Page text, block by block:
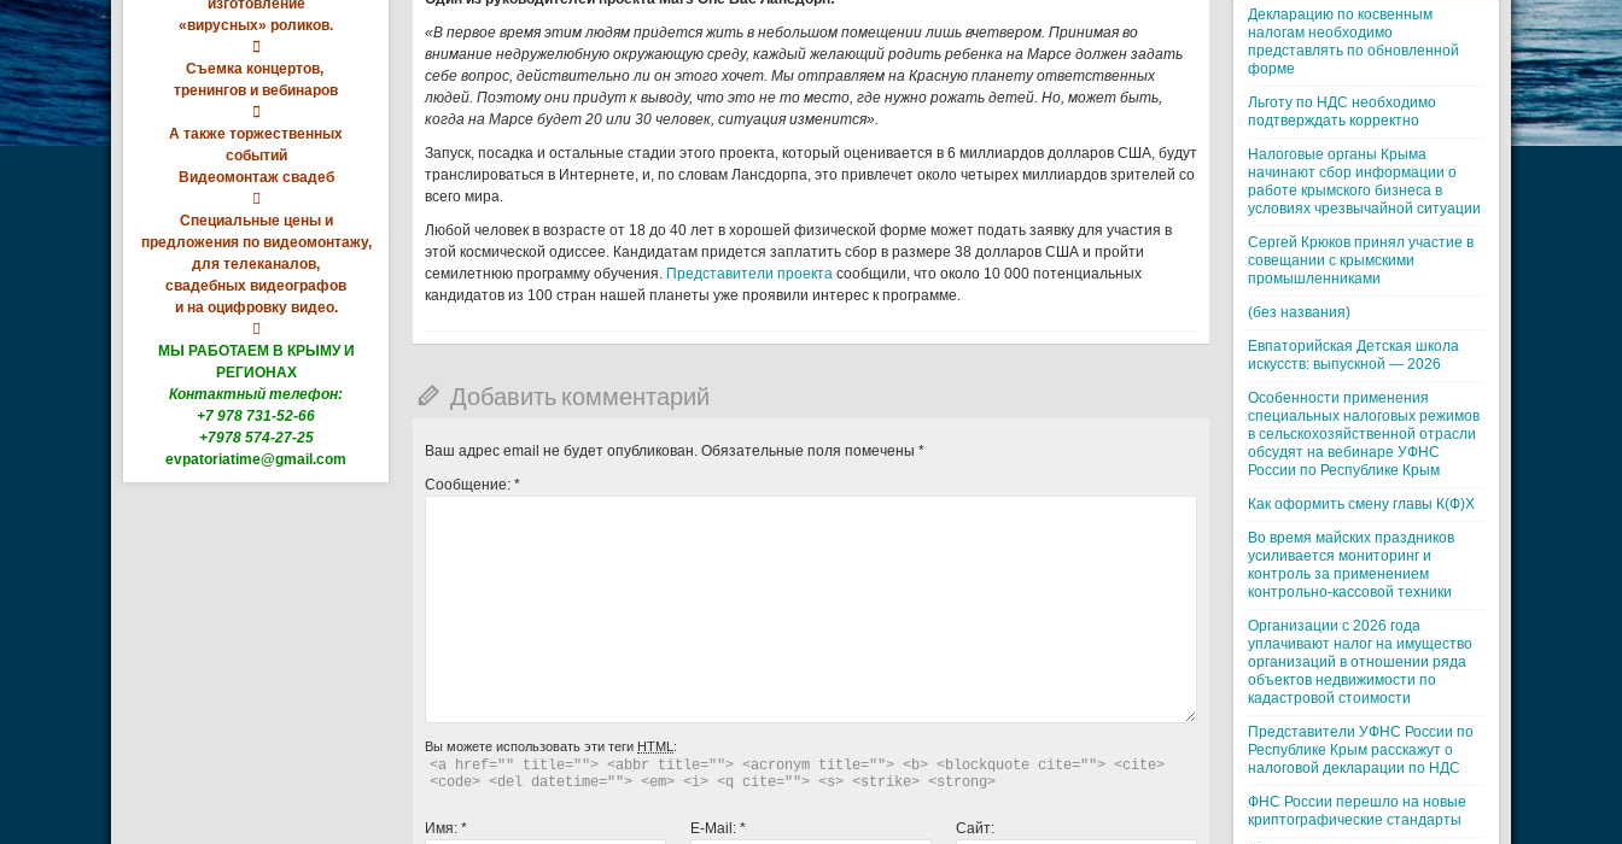
«вирусных» роликов.

Съемка концертов,
тренингов и вебинаров

А также торжественных
событий
Видеомонтаж свадеб

Специальные цены и
предложения по видеомонтажу,
для телеканалов,
свадебных видеографов
и на оцифровку видео.

МЫ РАБОТАЕМ В КРЫМУ И
РЕГИОНАХ
Контактный телефон:
+7 978 731-52-66
+7978 574-27-25
evpatoriatime@gmail.com
«В первое время этим людям придется жить в небольшом помещении лишь вчетвером. Принимая во
внимание недружелюбную окружающую среду, каждый желающий родить ребенка на Марсе должен задать
себе вопрос, действительно ли он этого хочет. Мы отправляем на Красную планету ответственных
людей. Поэтому они придут к выводу, что это не то место, где нужно рожать детей. Но, может быть,
когда на Марсе будет 20 или 30 человек, ситуация изменится».
Запуск, посадка и остальные стадии этого проекта, который оценивается в 6 миллиардов долларов США, будут
транслироваться в Интернете, и, по словам Лансдорпа, это привлечет около четырех миллиардов зрителей со
всего мира.
Любой человек в возрасте от 18 до 40 лет в хорошей физической форме может подать заявку для участия в
этой космической одиссее. Кандидатам придется заплатить сбор в размере 38 долларов США и пройти
семилетнюю программу обучения. Представители проекта сообщили, что около 10 000 потенциальных
кандидатов из 100 стран нашей планеты уже проявили интерес к программе.
Добавить комментарий
Ваш адрес email не будет опубликован. Обязательные поля помечены *
Сообщение: *
Вы можете использовать эти теги HTML :
<a href="" title=""> <abbr title=""> <acronym title=""> <b> <blockquote cite=""> <cite>
<code> <del datetime=""> <em> <i> <q cite=""> <s> <strike> <strong>
Имя: * E-Mail: * Сайт:
Декларацию по косвенным
налогам необходимо
представлять по обновленной
форме
Льготу по НДС необходимо
подтверждать корректно
Налоговые органы Крыма
начинают сбор информации о
работе крымского бизнеса в
условиях чрезвычайной ситуации
Cергей Крюков принял участие в
совещании с крымскими
промышленниками
(без названия)
Евпаторийская Детская школа
искусств: выпускной — 2026
Особенности применения
специальных налоговых режимов
в сельскохозяйственной отрасли
обсудят на вебинаре УФНС
России по Республике Крым
Как оформить смену главы К(Ф)Х
Во время майских праздников
усиливается мониторинг и
контроль за применением
контрольно-кассовой техники
Организации с 2026 года
уплачивают налог на имущество
организаций в отношении ряда
объектов недвижимости по
кадастровой стоимости
Представители УФНС России по
Республике Крым расскажут о
налоговой декларации по НДС
ФНС России перешло на новые
криптографические стандарты